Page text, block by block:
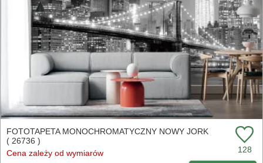
FOTOTAPETA MONOCHROMATYCZNY NOWY JORK
( 26736 )
Cena zależy od wymiarów
128